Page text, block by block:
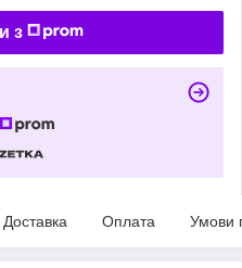
з
Доставка Оплата Умови